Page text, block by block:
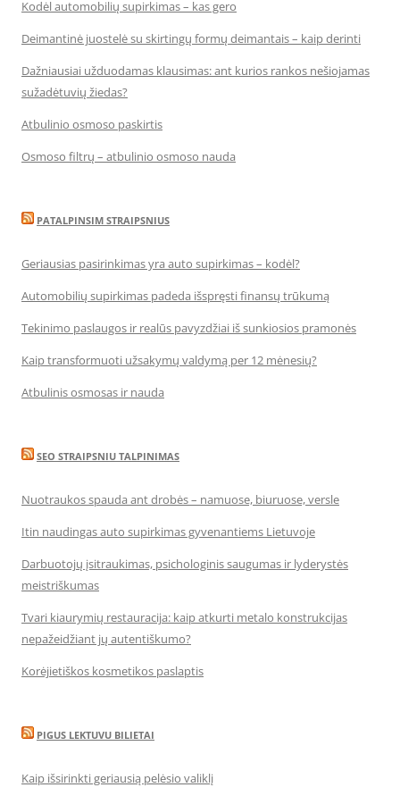
Kodėl automobilių supirkimas – kas gero
Deimantinė juostelė su skirtingų formų deimantais – kaip derinti
Dažniausiai užduodamas klausimas: ant kurios rankos nešiojamas
sužadėtuvių žiedas?
Atbulinio osmoso paskirtis
Osmoso filtrų – atbulinio osmoso nauda
PATALPINSIM STRAIPSNIUS
Geriausias pasirinkimas yra auto supirkimas – kodėl?
Automobilių supirkimas padeda išspręsti finansų trūkumą
Tekinimo paslaugos ir realūs pavyzdžiai iš sunkiosios pramonės
Kaip transformuoti užsakymų valdymą per 12 mėnesių?
Atbulinis osmosas ir nauda
SEO STRAIPSNIU TALPINIMAS
Nuotraukos spauda ant drobės – namuose, biuruose, versle
Itin naudingas auto supirkimas gyvenantiems Lietuvoje
Darbuotojų įsitraukimas, psichologinis saugumas ir lyderystės
meistriškumas
Tvari kiaurymių restauracija: kaip atkurti metalo konstrukcijas
nepažeidžiant jų autentiškumo?
Korėjietiškos kosmetikos paslaptis
PIGUS LEKTUVU BILIETAI
Kaip išsirinkti geriausią pelėsio valiklį